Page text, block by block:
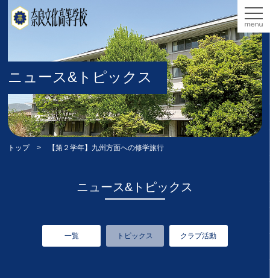
ニュース&トピックス
トップ> 【第２学年】九州方面への修学旅行
ニュース&トピックス
一覧 トピックス クラブ活動